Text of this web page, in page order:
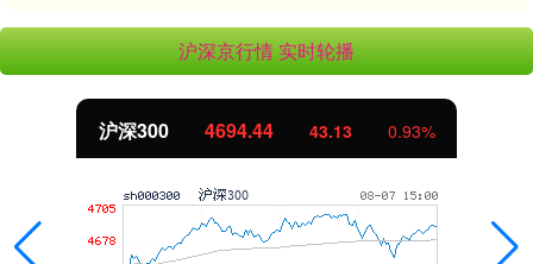
沪深京行情 实时轮播
沪深300 4694.44 43.13 0.93%